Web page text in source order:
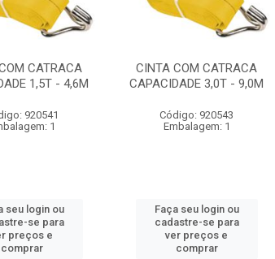
CATRACA
1,5T - 4,6M
920541
1
seu login ou
se para
preços e
comprar
CINTA COM CATRACA
CAPACIDADE 3,0T - 9,0M
Código: 920543
Embalagem: 1
Faça seu login ou
cadastre-se para
ver preços e
comprar